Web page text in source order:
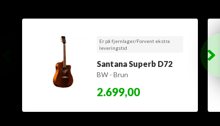
Er på fjernlager/Forvent ekstra
leveringstid
Santana Superb D72
BW - Brun
2.699,00